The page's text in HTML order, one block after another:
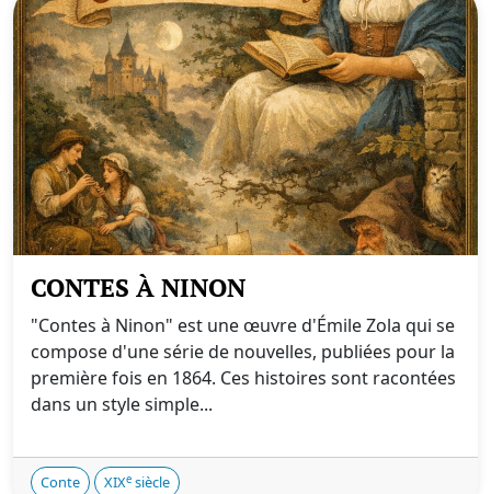
CONTES À NINON
"Contes à Ninon" est une œuvre d'Émile Zola qui se
compose d'une série de nouvelles, publiées pour la
première fois en 1864. Ces histoires sont racontées
dans un style simple...
Conte XIXe siècle